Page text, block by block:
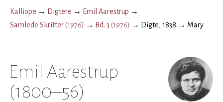
Kalliope → Digtere → Emil Aarestrup →
Samlede Skrifter(1976) → Bd. 3 (1976) → Digte, 1838 → Mary
Emil Aarestrup
(1800–56)